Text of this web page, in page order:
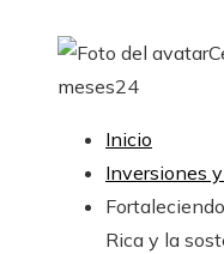
meses24
Inicio
Inversiones
Rica y la